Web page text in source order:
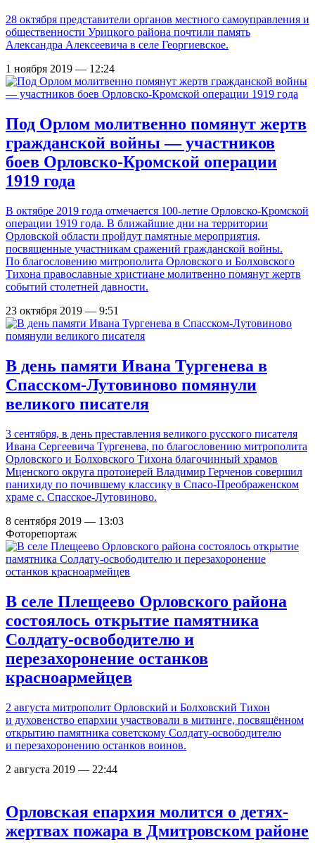
28 октября представители органов местного самоуправления и
общественности Урицкого района почтили память
Александра Алексеевича в селе Георгиевское.
1 ноября 2019 — 12:24
Под Орлом молитвенно помянут жертв
гражданской войны — участников
боев Орловско-Кромской операции
1919 года
В октябре 2019 года отмечается 100-летие Орловско-Кромской
операции 1919 года. В ближайшие дни на территории
Орловской области пройдут памятные мероприятия,
посвященные участникам сражений гражданской войны.
По благословению митрополита Орловского и Болховского
Тихона православные христиане молитвенно помянут жертв
событий столетней давности.
23 октября 2019 — 9:51
В день памяти Ивана Тургенева в
Спасском-Лутовиново помянули
великого писателя
3 сентября, в день преставления великого русского писателя
Ивана Сергеевича Тургенева, по благословению митрополита
Орловского и Болховского Тихона благочинный храмов
Мценского округа протоиерей Владимир Герченов совершил
панихиду по почившему классику в Спасо-Преображенском
храме с. Спасское-Лутовиново.
8 сентября 2019 — 13:03
Фоторепортаж
В селе Плещеево Орловского района
состоялось открытие памятника
Солдату-освободителю и
перезахоронение останков
красноармейцев
2 августа митрополит Орловский и Болховский Тихон
и духовенство епархии участвовали в митинге, посвящённом
открытию памятника советскому Солдату-освободителю
и перезахоронению останков воинов.
2 августа 2019 — 22:44
Орловская епархия молится о детях-
жертвах пожара в Дмитровском районе